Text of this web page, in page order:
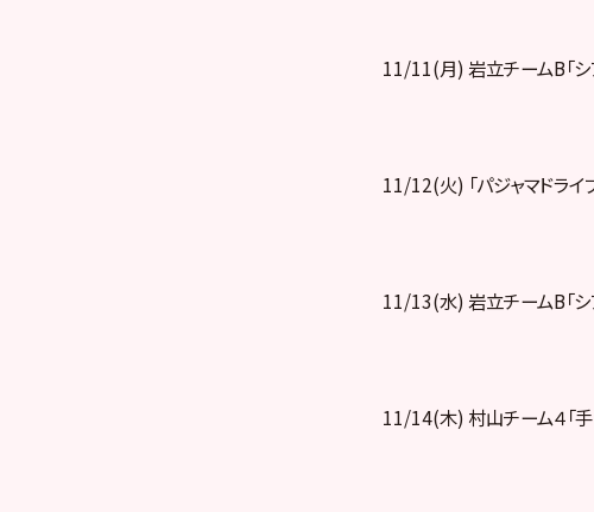
11/11(月) 岩立チームB「
11/12(火) 「パジャマドラ
11/13(水) 岩立チームB「
11/14(木) 村山チーム４「